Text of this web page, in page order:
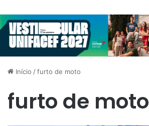
Início /furto de moto
furto de moto